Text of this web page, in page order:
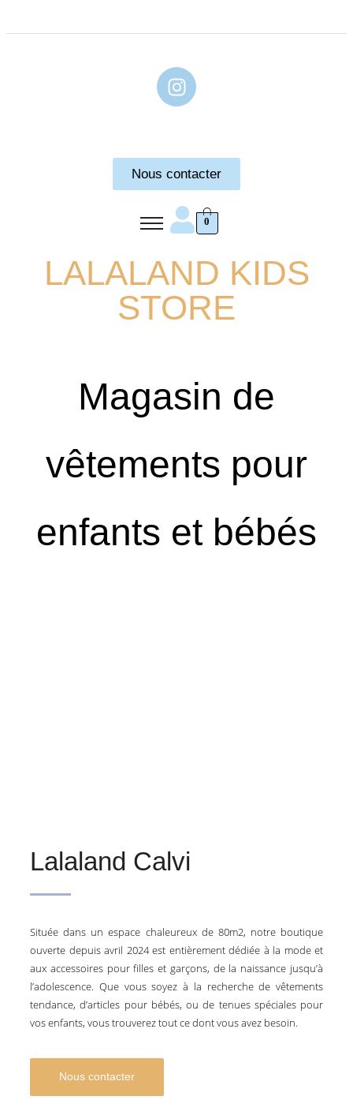
Nous contacter
0
LALALAND KIDS
STORE
Magasin de
vêtements pour
enfants et bébés
Lalaland Calvi
Située dans un espace chaleureux de 80m2, notre boutique
ouverte depuis avril 2024 est entièrement dédiée à la mode et
aux accessoires pour filles et garçons, de la naissance jusqu’à
l’adolescence. Que vous soyez à la recherche de vêtements
tendance, d’articles pour bébés, ou de tenues spéciales pour
vos enfants, vous trouverez tout ce dont vous avez besoin.
Nous contacter